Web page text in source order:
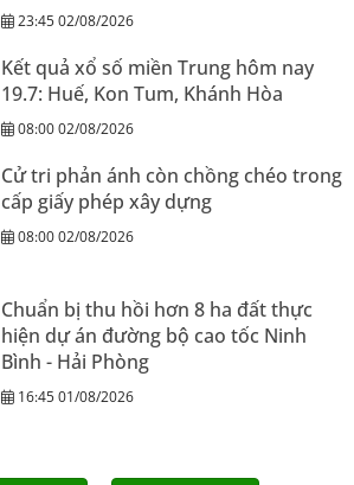
23:45 02/08/2026
Kết quả xổ số miền Trung hôm nay
19.7: Huế, Kon Tum, Khánh Hòa
08:00 02/08/2026
Cử tri phản ánh còn chồng chéo trong
cấp giấy phép xây dựng
08:00 02/08/2026
Chuẩn bị thu hồi hơn 8 ha đất thực
hiện dự án đường bộ cao tốc Ninh
Bình - Hải Phòng
16:45 01/08/2026